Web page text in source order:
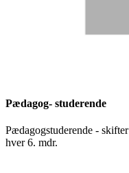
Pædagog- studerende
Pædagogstuderende - skifter
hver 6. mdr.